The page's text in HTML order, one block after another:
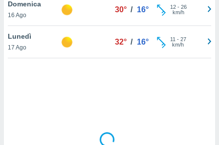
a piè
del
Domenica
16 Ago
30° / 16° 12- 26
km/h
Lunedì
17 Ago
32° / 16° 11 - 27
km/h